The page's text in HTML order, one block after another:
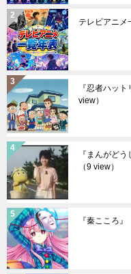
テレビアニメ
『忍者ハッ
view）
『まんがど
（9 view）
『秦こころ』